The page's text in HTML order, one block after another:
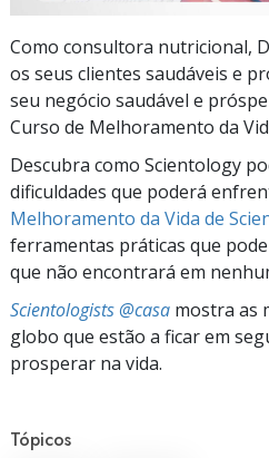
Como consultora nutricional,
os seus clientes saudáveis e
seu negócio saudável e
Curso de Melhoramento da
Descubra como Scientology
dificuldades que poderá
Melhoramento da Vida de
ferramentas práticas que
que não encontrará em
Scientologists @casa mostra as
globo que estão a ficar em
prosperar na vida.
Tópicos